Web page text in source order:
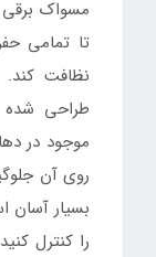
تا تمامی
نظافت
طراحی شده
موجود در
روی آن
را کنترل